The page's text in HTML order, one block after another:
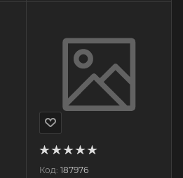
Код: 187976